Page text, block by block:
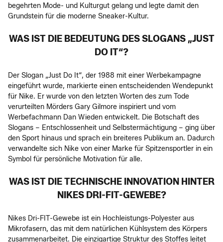
begehrten Mode- und Kulturgut gelang und legte damit den
Grundstein für die moderne Sneaker-Kultur.
WAS IST DIE BEDEUTUNG DES SLOGANS „JUST
DO IT“?
Der Slogan „Just Do It“, der 1988 mit einer Werbekampagne
eingeführt wurde, markierte einen entscheidenden Wendepunkt
für Nike. Er wurde von den letzten Worten des zum Tode
verurteilten Mörders Gary Gilmore inspiriert und vom
Werbefachmann Dan Wieden entwickelt. Die Botschaft des
Slogans – Entschlossenheit und Selbstermächtigung – ging über
den Sport hinaus und sprach ein breiteres Publikum an. Dadurch
verwandelte sich Nike von einer Marke für Spitzensportler in ein
Symbol für persönliche Motivation für alle.
WAS IST DIE TECHNISCHE INNOVATION HINTER
NIKES DRI-FIT-GEWEBE?
Nikes Dri-FIT-Gewebe ist ein Hochleistungs-Polyester aus
Mikrofasern, das mit dem natürlichen Kühlsystem des Körpers
zusammenarbeitet. Die einzigartige Struktur des Stoffes leitet